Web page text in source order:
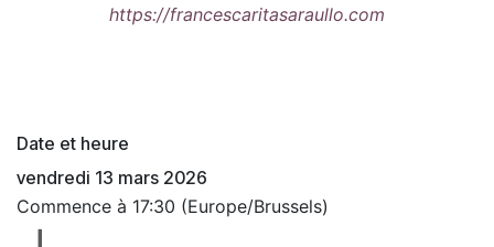
https://francescaritasaraullo.com
Date et heure
vendredi 13 mars 2026
Commence à 17:30 (Europe/Brussels)